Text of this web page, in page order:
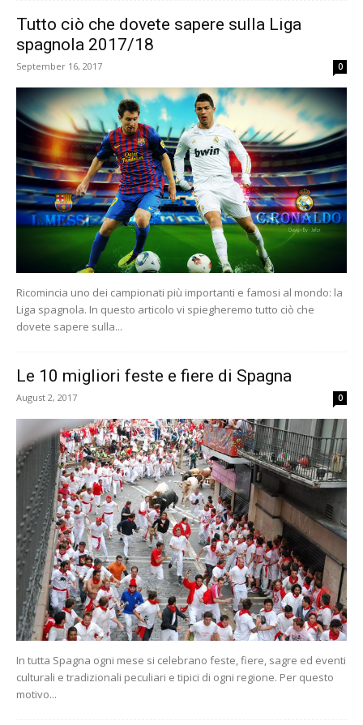
Tutto ciò che dovete sapere sulla Liga
spagnola 2017/18
September 16, 2017 0
Ricomincia uno dei campionati più importanti e famosi al mondo: la
Liga spagnola. In questo articolo vi spiegheremo tutto ciò che
dovete sapere sulla...
Le 10 migliori feste e fiere di Spagna
August 2, 2017 0
In tutta Spagna ogni mese si celebrano feste, fiere, sagre ed eventi
culturali e tradizionali peculiari e tipici di ogni regione. Per questo
motivo...